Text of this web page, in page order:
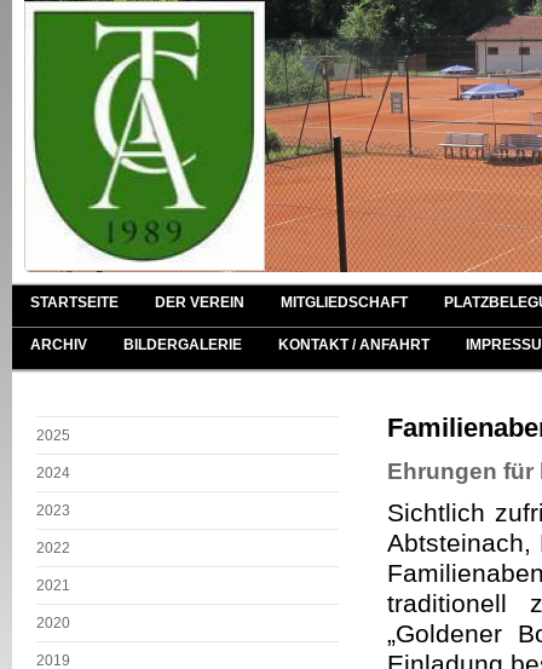
STARTSEITE DER VEREIN MITGLIEDSCHAFT
ARCHIV BILDERGALERIE KONTAKT / ANFAHRT
2025
2024
2023
2022
2021
2020
2019
Ehrungen für
Sichtlich
Abtsteinach,
traditionell
„Goldener